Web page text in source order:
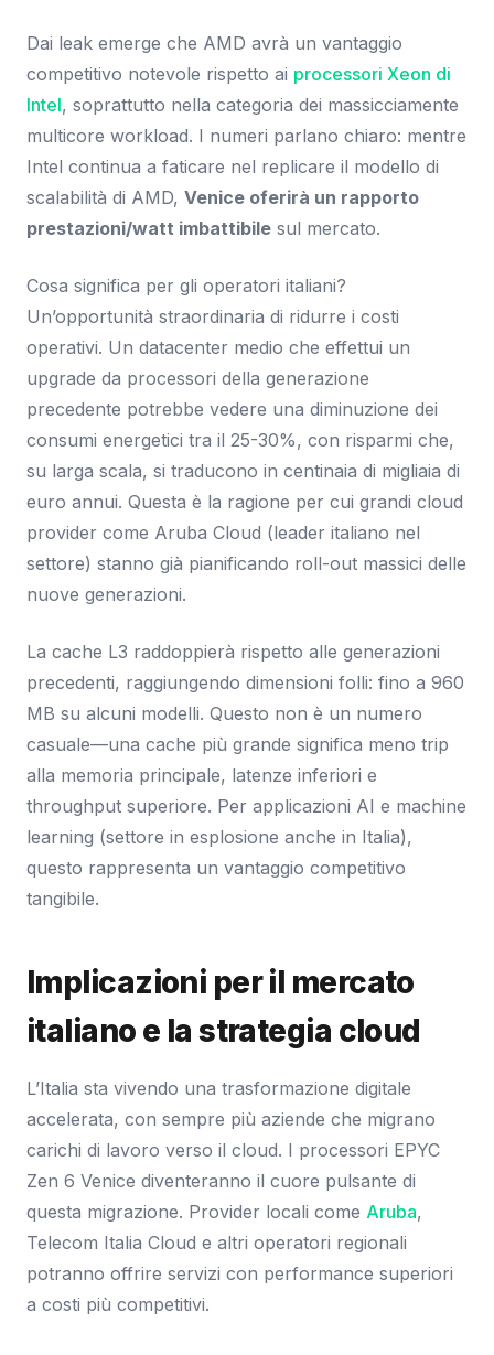
Dai leak emerge che AMD avrà un vantaggio
competitivo notevole rispetto ai processori Xeon di
Intel, soprattutto nella categoria dei massicciamente
multicore workload. I numeri parlano chiaro: mentre
Intel continua a faticare nel replicare il modello di
scalabilità di AMD, Venice oferirà un rapporto
prestazioni/watt imbattibile sul mercato.
Cosa significa per gli operatori italiani?
Un’opportunità straordinaria di ridurre i costi
operativi. Un datacenter medio che effettui un
upgrade da processori della generazione
precedente potrebbe vedere una diminuzione dei
consumi energetici tra il 25-30%, con risparmi che,
su larga scala, si traducono in centinaia di migliaia di
euro annui. Questa è la ragione per cui grandi cloud
provider come Aruba Cloud (leader italiano nel
settore) stanno già pianificando roll-out massici delle
nuove generazioni.
La cache L3 raddoppierà rispetto alle generazioni
precedenti, raggiungendo dimensioni folli: fino a 960
MB su alcuni modelli. Questo non è un numero
casuale—una cache più grande significa meno trip
alla memoria principale, latenze inferiori e
throughput superiore. Per applicazioni AI e machine
learning (settore in esplosione anche in Italia),
questo rappresenta un vantaggio competitivo
tangibile.
Implicazioni per il mercato
italiano e la strategia cloud
L’Italia sta vivendo una trasformazione digitale
accelerata, con sempre più aziende che migrano
carichi di lavoro verso il cloud. I processori EPYC
Zen 6 Venice diventeranno il cuore pulsante di
questa migrazione. Provider locali come Aruba,
Telecom Italia Cloud e altri operatori regionali
potranno offrire servizi con performance superiori
a costi più competitivi.